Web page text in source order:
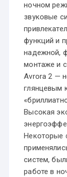
ночном
звуковые
функций и
надежной,
монтаже и
Avrora 2 —
глянцевым
Высокая
Некоторые
систем,
работе в